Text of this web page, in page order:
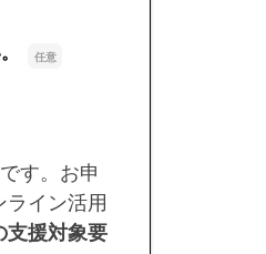
す。お申
イン活用
援対象要